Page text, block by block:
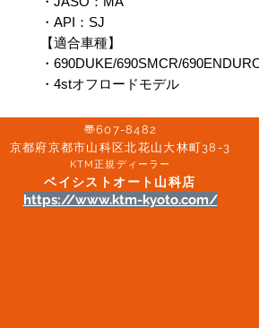
・API：SJ
【適合車種】
・690DUKE/690SMCR/
・4stオフロードモデル
〠607-8482
京都府京都市山科区北花山大林町38-3​
KTM正規ディーラー
ベイシストオート山科店
https://www.ktm-kyoto.com/